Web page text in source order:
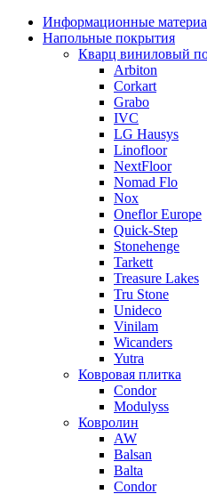
Информационные
Напольные покрытия
Кварц виниловый
Arbiton
Corkart
Grabo
IVC
LG Hausys
Linofloor
NextFloor
Nomad Flo
Nox
Oneflor Europe
Quick-Step
Stonehenge
Tarkett
Treasure Lakes
Tru Stone
Unideco
Vinilam
Wicanders
Yutra
Ковровая плитка
Condor
Modulyss
Ковролин
AW
Balsan
Balta
Condor